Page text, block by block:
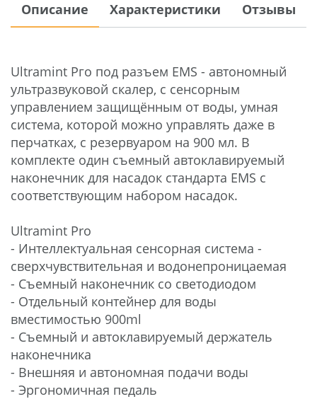
Описание Характеристики Отзывы
Ultramint Рго под разъем EMS - автономный
ультразвуковой скалер, с сенсорным
управлением защищённым от воды, умная
система, которой можно управлять даже в
перчатках, с резервуаром на 900 мл. В
комплекте один съемный автоклавируемый
наконечник для насадок стандарта EMS с
соответствующим набором насадок.
Ultramint Pro
- Интеллектуальная сенсорная система -
сверхчувствительная и водонепроницаемая
- Съемный наконечник со светодиодом
- Отдельный контейнер для воды
вместимостью 900ml
- Съемный и автоклавируемый держатель
наконечника
- Внешняя и автономная подачи воды
- Эргономичная педаль